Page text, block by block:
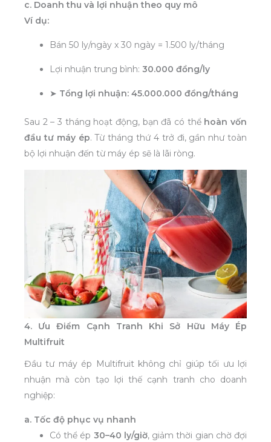
c. Doanh thu và lợi nhuận theo quy mô
Ví dụ:
Bán 50 ly/ngày x 30 ngày = 1.500 ly/tháng
Lợi nhuận trung bình: 30.000 đồng/ly
➤ Tổng lợi nhuận: 45.000.000 đồng/tháng
Sau 2 – 3 tháng hoạt động, bạn đã có thể hoàn vốn
đầu tư máy ép. Từ tháng thứ 4 trở đi, gần như toàn
bộ lợi nhuận đến từ máy ép sẽ là lãi ròng.
4. Ưu Điểm Cạnh Tranh Khi Sở Hữu Máy Ép
Multifruit
Đầu tư máy ép Multifruit không chỉ giúp tối ưu lợi
nhuận mà còn tạo lợi thế cạnh tranh cho doanh
nghiệp:
a. Tốc độ phục vụ nhanh
Có thể ép 30–40 ly/giờ, giảm thời gian chờ đợi